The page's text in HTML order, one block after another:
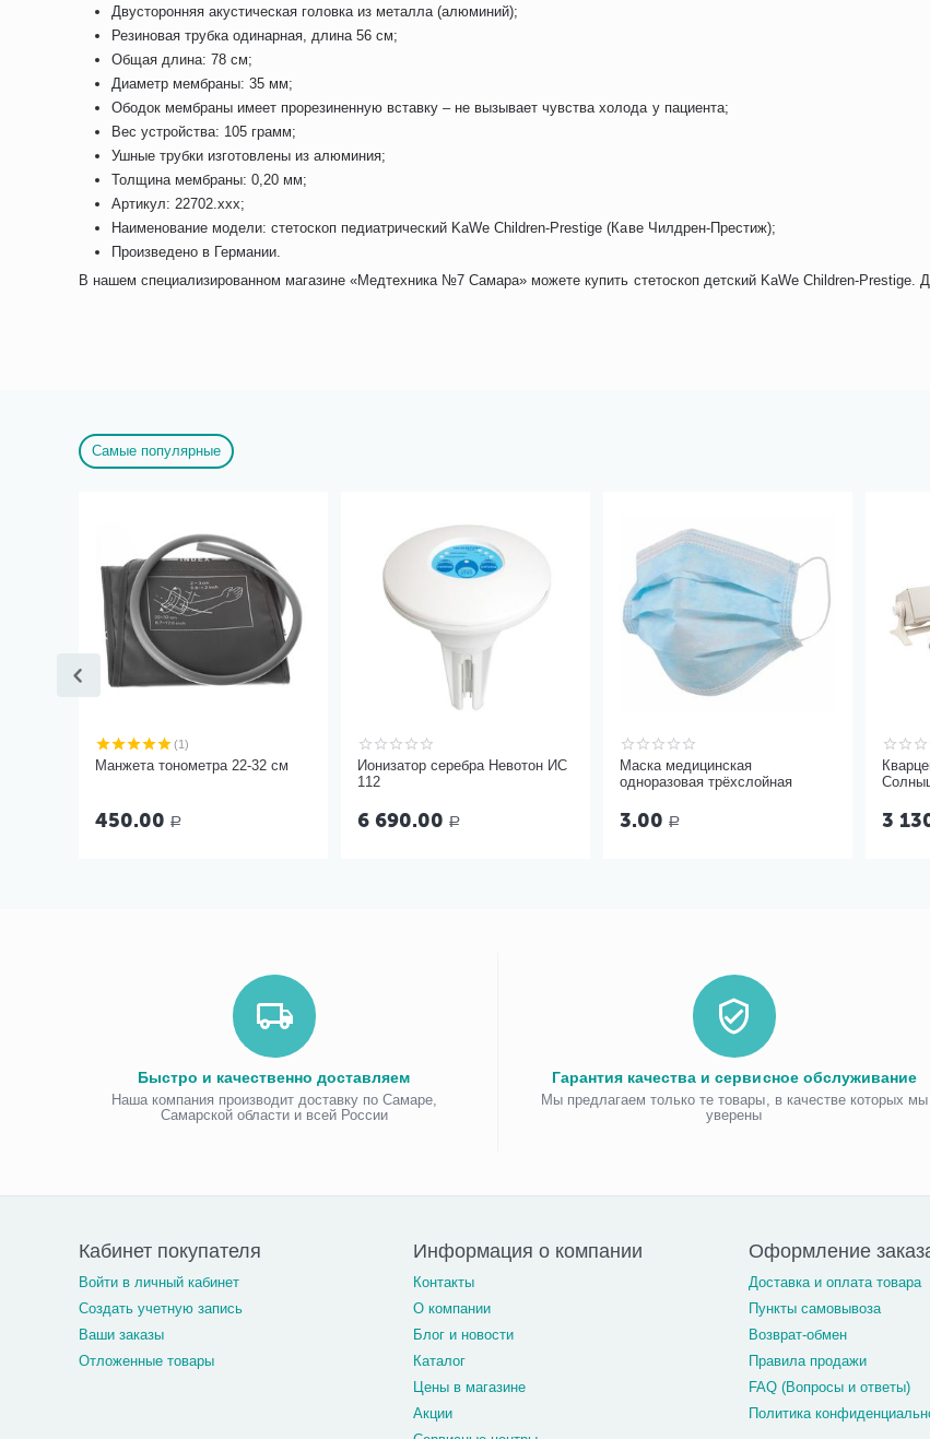
Двусторонняя акустическая головка из металла (алюминий);
Резиновая трубка одинарная, длина 56 см;
Общая длина: 78 см;
Диаметр мембраны: 35 мм;
Ободок мембраны имеет прорезиненную вставку – не вызывает чувства холода у пациента;
Вес устройства: 105 грамм;
Ушные трубки изготовлены из алюминия;
Толщина мембраны: 0,20 мм;
Артикул: 22702.ххх;
Наименование модели: стетоскоп педиатрический KaWe Children-Prestige (Каве Чилдрен-Престиж);
Произведено в Германии.
В нашем специализированном магазине «Медтехника №7 Самара» можете купить стетоскоп детский KaWe Children-
Самые популярные
(1)
Манжета тонометра 22-32 см
450.00 Р
Ионизатор серебра Невотон ИС
112
6 690.00 Р
Маска медицинская
одноразовая трёхслойная
3.00 Р 3
Быстро и качественно доставляем
Наша компания производит доставку по Самаре,
Самарской области и всей России
Гарантия качества и сервисное обслуживание
Мы предлагаем только те товары, в качестве которых мы
уверены
Кабинет покупателя
Войти в личный кабинет
Создать учетную запись
Ваши заказы
Отложенные товары
Информация о компании
Контакты
О компании
Блог и новости
Каталог
Цены в магазине
Акции
Оформление
Доставка и оплата товара
Пункты самовывоза
Возврат-обмен
Правила продажи
FAQ (Вопросы и ответы)
Политика